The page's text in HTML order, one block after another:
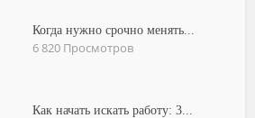
Когда нужно срочно менять...
6 820 Просмотров
Как начать искать работу: 3...